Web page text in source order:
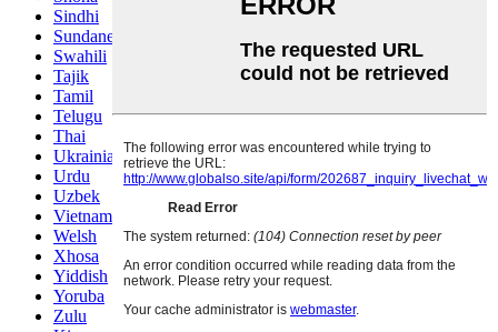
Sindhi
Sundanese
Swahili
Tajik
Tamil
Telugu
Thai
Ukrainian
Urdu
Uzbek
Vietnamese
Welsh
Xhosa
Yiddish
Yoruba
Zulu